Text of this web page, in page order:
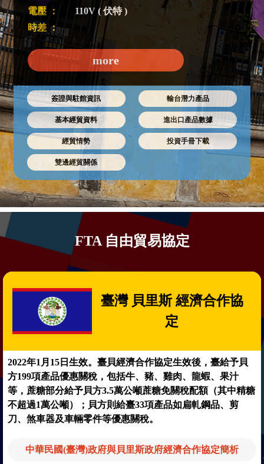
電壓 ：
110V ( 伏特 )
時差 ：
more
簽證與駐館資訊 輸台潛力產品
基本經貿資料 進出口產品數據
經貿情勢 投資手冊下載
雙邊經貿關係
FTA 自由貿易協定
臺灣 貝里斯 經濟合作協
定
2022年1月15日生效。臺貝經濟合作協定生效後，臺給予貝
方199項產品優惠關稅，包括牛、豬、雞肉、龍蝦、果汁
等，蔗糖部分給予貝方3.5萬公噸蔗糖免關稅配額（其中精糖
不超過1萬公噸）；貝方則給臺33項產品如扁軋鋼品、剪
刀、煞車器及車輛零件等優惠關稅。
中華民國(臺灣)政府與貝里斯政府經濟合作協定簡析